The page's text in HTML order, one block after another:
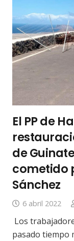
El PP de
de
cometido
Sánchez
6 abril 2022
Los
pasado tiempo